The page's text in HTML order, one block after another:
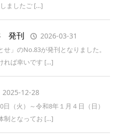
ましたご […]
発刊 2026-03-31
」のNo.83が発刊となりました。
れば幸いです […]
2025-12-28
（火）～令和8年１月４日（日）
制となってお […]